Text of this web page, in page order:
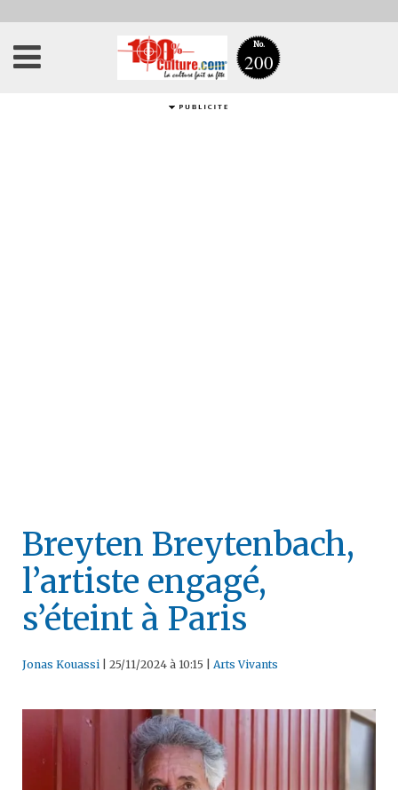
No.
200
Breyten Breytenbach,
l’artiste engagé,
s’éteint à Paris
Jonas Kouassi 25/11/2024 à 10:15 Arts Vivants